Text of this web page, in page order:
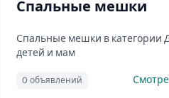
Спальные мешки
Спальные мешки в категории
детей и мам
0 объявлений